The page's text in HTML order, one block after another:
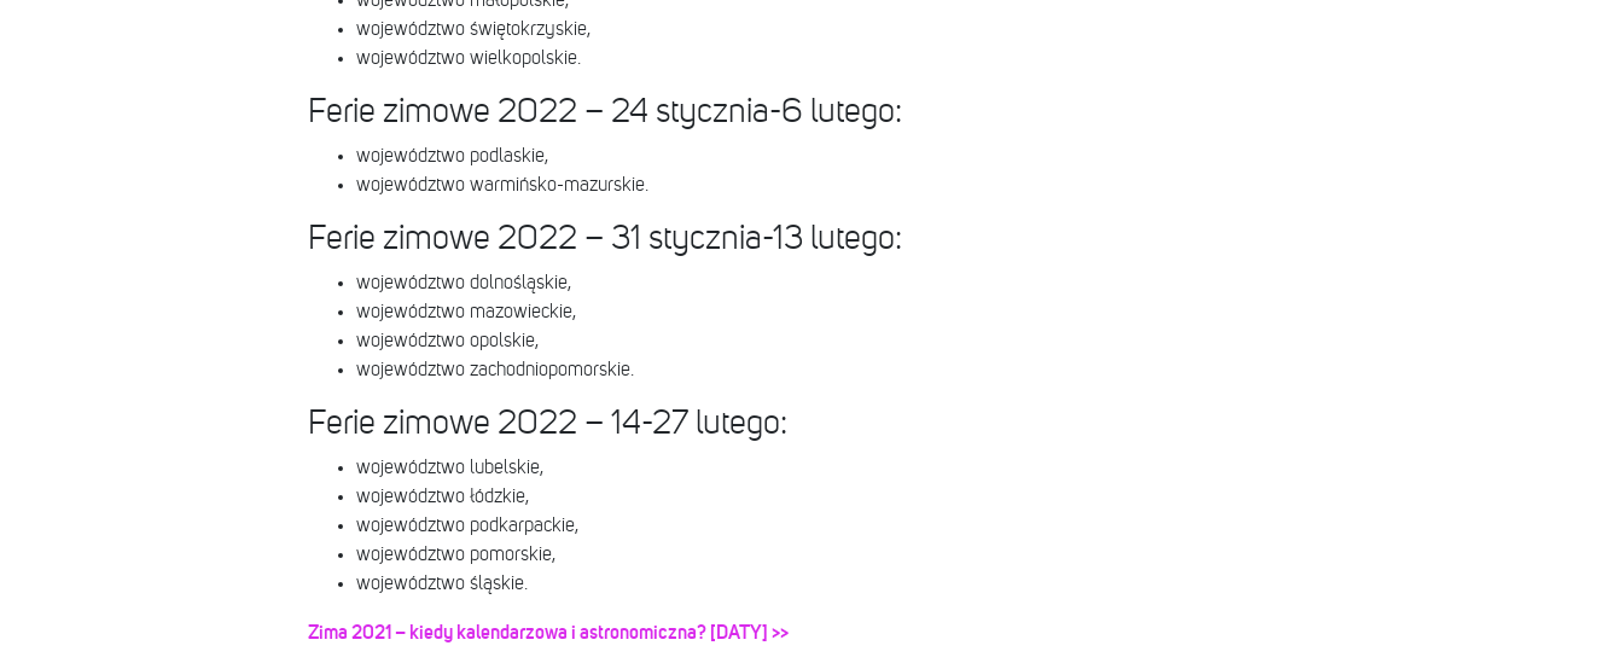
województwo świętokrzyskie,
województwo wielkopolskie.
Ferie zimowe 2022 – 24 stycznia-6 lutego:
województwo podlaskie,
województwo warmińsko-mazurskie.
Ferie zimowe 2022 – 31 stycznia-13 lutego:
województwo dolnośląskie,
województwo mazowieckie,
województwo opolskie,
województwo zachodniopomorskie.
Ferie zimowe 2022 – 14-27 lutego:
województwo lubelskie,
województwo łódzkie,
województwo podkarpackie,
województwo pomorskie,
województwo śląskie.
Zima 2021 – kiedy kalendarzowa i astronomiczna? [DATY] >>